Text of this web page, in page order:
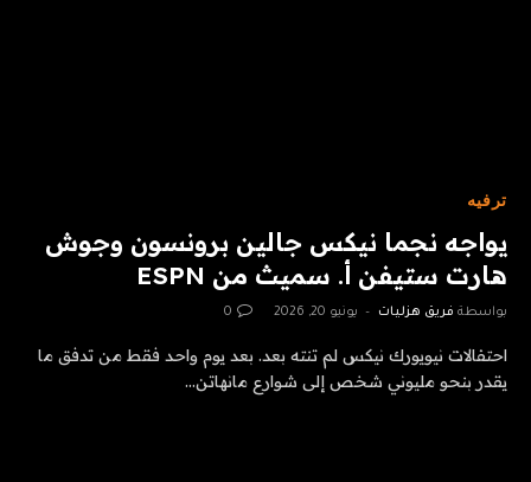
ترفيه
يواجه نجما نيكس جالين برونسون وجوش
هارت ستيفن أ. سميث من ESPN
بواسطة فريق هزليات يونيو 20, 2026 0
احتفالات نيويورك نيكس لم تنته بعد. بعد يوم واحد فقط من تدفق ما
يقدر بنحو مليوني شخص إلى شوارع مانهاتن…